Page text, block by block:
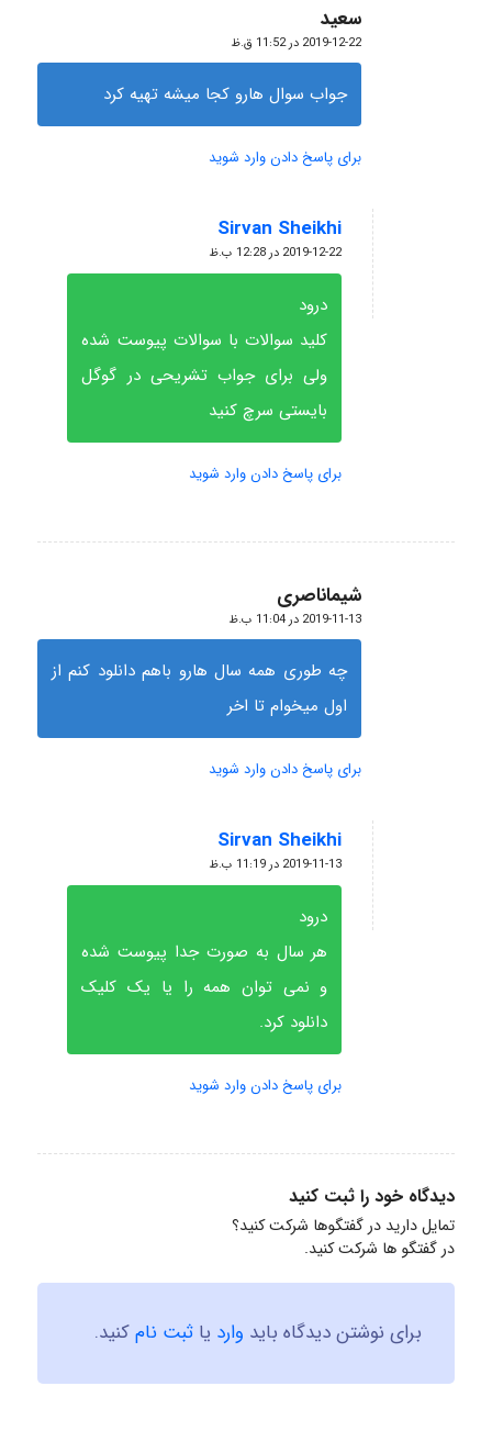
سعید
گفته:
2019-12-22 در 11:52 ق.ظ
جواب سوال هارو کجا میشه تهیه کرد
برای پاسخ دادن وارد شوید
Sirvan Sheikhi
گفته:
2019-12-22 در 12:28 ب.ظ
درود
کلید سوالات با سوالات پیوست شده
ولی برای جواب تشریحی در گوگل
بایستی سرچ کنید
برای پاسخ دادن وارد شوید
شیماناصری
گفته:
2019-11-13 در 11:04 ب.ظ
چه طوری همه سال هارو باهم دانلود کنم از
اول میخوام تا اخر
برای پاسخ دادن وارد شوید
Sirvan Sheikhi
گفته:
2019-11-13 در 11:19 ب.ظ
درود
هر سال به صورت جدا پیوست شده
و نمی توان همه را یا یک کلیک
دانلود کرد.
برای پاسخ دادن وارد شوید
دیدگاه خود را ثبت کنید
تمایل دارید در گفتگوها شرکت کنید؟
در گفتگو ها شرکت کنید.
برای نوشتن دیدگاه باید وارد یا ثبت نامکنید.